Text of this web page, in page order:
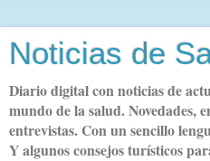
Noticias de
Diario digital con noticias de
mundo de la salud. Novedades,
entrevistas. Con un sencillo
Y algunos consejos turísticos